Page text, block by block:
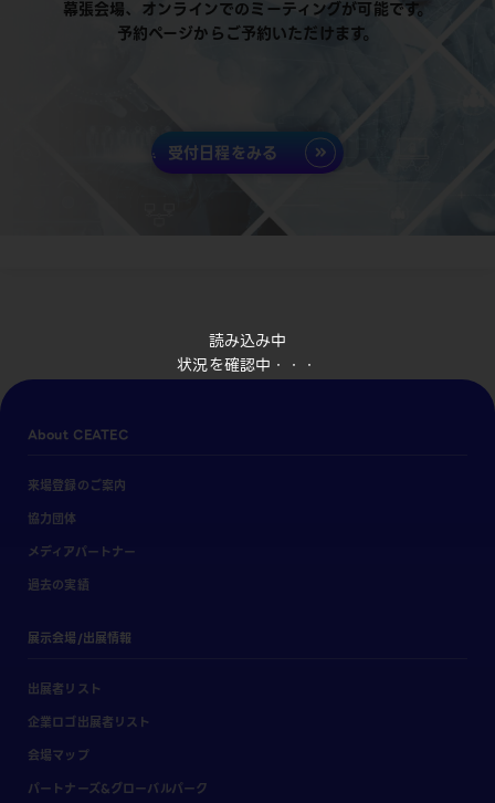
読み込み中
状況を確認中・・・
幕張会場、オンラインでのミーティングが可能です。
予約ページからご予約いただけます。
受付日程をみる
About CEATEC
来場登録のご案内
協力団体
メディアパートナー
過去の実績
展示会場/出展情報
出展者リスト
企業ロゴ出展者リスト
会場マップ
パートナーズ&グローバルパーク